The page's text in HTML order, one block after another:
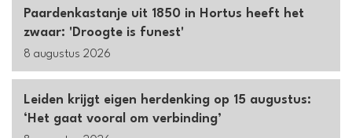
Paardenkastanje uit 1850 in Hortus heeft het
zwaar: 'Droogte is funest'
8 augustus 2026
Leiden krijgt eigen herdenking op 15 augustus:
‘Het gaat vooral om verbinding’